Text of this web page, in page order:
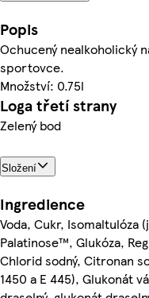
Popis
Ochucený nealkoholický
sportovce.
Množství: 0.75l
Loga třetí strany
Zelený bod
Složení
Ingredience
Voda, Cukr, Isomaltulóza
Palatinose™, Glukóza,
Chlorid sodný, Citronan
1450 a E 445), Glukonát